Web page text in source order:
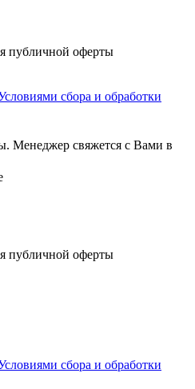
публичной оферты
сбора и обработки
Менеджер свяжется с Вами в
публичной оферты
сбора и обработки